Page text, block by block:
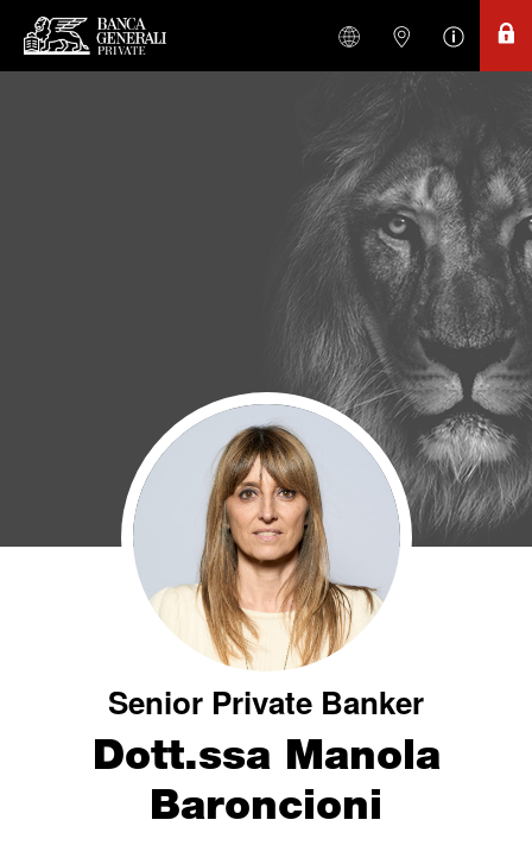
Senior Private Banker
Dott.ssa Manola
Baroncioni